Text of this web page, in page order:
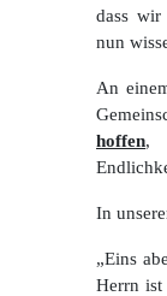
dass
nun
An
hoffen,
In
„Eins
Herrn ist